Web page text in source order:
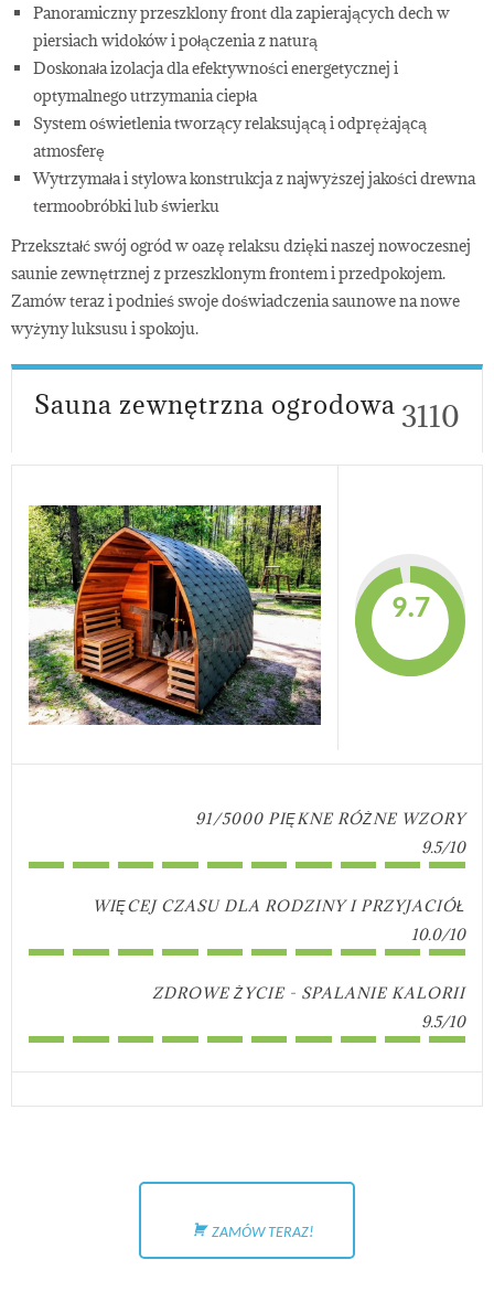
Panoramiczny przeszklony front dla zapierających dech w
piersiach widoków i połączenia z naturą
Doskonała izolacja dla efektywności energetycznej i
optymalnego utrzymania ciepła
System oświetlenia tworzący relaksującą i odprężającą
atmosferę
Wytrzymała i stylowa konstrukcja z najwyższej jakości drewna
termoobróbki lub świerku
Przekształć swój ogród w oazę relaksu dzięki naszej nowoczesnej
saunie zewnętrznej z przeszklonym frontem i przedpokojem.
Zamów teraz i podnieś swoje doświadczenia saunowe na nowe
wyżyny luksusu i spokoju.
Sauna zewnętrzna ogrodowa 3110
9.7
91/5000 PIĘKNE RÓŻNE WZORY
9.5/10
WIĘCEJ CZASU DLA RODZINY I PRZYJACIÓŁ
10.0/10
ZDROWE ŻYCIE - SPALANIE KALORII
9.5/10
ZAMÓW TERAZ!